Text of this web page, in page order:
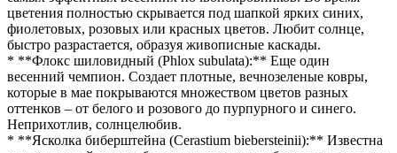
цветения полностью скрывается под шапкой ярких синих,
фиолетовых, розовых или красных цветов. Любит солнце,
быстро разрастается, образуя живописные каскады.
* **Флокс шиловидный (Phlox subulata):** Еще один
весенний чемпион. Создает плотные, вечнозеленые ковры,
которые в мае покрываются множеством цветов разных
оттенков – от белого и розового до пурпурного и синего.
Неприхотлив, солнцелюбив.
* **Ясколка биберштейна (Cerastium biebersteinii):** Известна